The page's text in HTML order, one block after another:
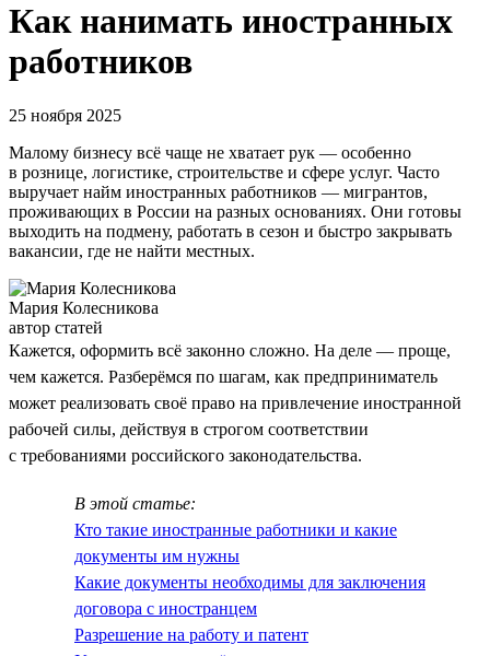
Как нанимать иностранных
работников
25 ноября 2025
Малому бизнесу всё чаще не хватает рук — особенно
в рознице, логистике, строительстве и сфере услуг. Часто
выручает найм иностранных работников — мигрантов,
проживающих в России на разных основаниях. Они готовы
выходить на подмену, работать в сезон и быстро закрывать
вакансии, где не найти местных.
Мария Колесникова
автор статей
Кажется, оформить всё законно сложно. На деле — проще,
чем кажется. Разберёмся по шагам, как предприниматель
может реализовать своё право на привлечение иностранной
рабочей силы, действуя в строгом соответствии
с требованиями российского законодательства.
В этой статье:
Кто такие иностранные работники и какие
документы им нужны
Какие документы необходимы для заключения
договора с иностранцем
Разрешение на работу и патент